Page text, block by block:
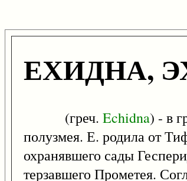
ЕХИДНА,
(греч. Echidna) - в
полузмея. Е. родила от
охранявшего сады
терзавшего Прометея.